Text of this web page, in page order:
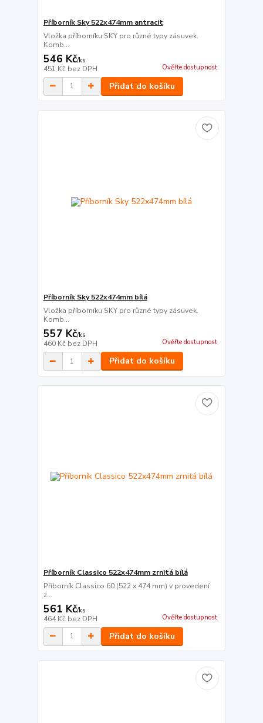
Příborník Sky 522x474mm antracit
Vložka příborníku SKY pro různé typy zásuvek.
Komb...
546 Kč/ks
451 Kč bez DPH Ověřte dostupnost
Přidat do košíku
Příborník Sky 522x474mm bílá
Vložka příborníku SKY pro různé typy zásuvek.
Komb...
557 Kč/ks
460 Kč bez DPH Ověřte dostupnost
Přidat do košíku
Příborník Classico 522x474mm zrnitá bílá
Příborník Classico 60 (522 x 474 mm) v provedení
z...
561 Kč/ks
464 Kč bez DPH Ověřte dostupnost
Přidat do košíku